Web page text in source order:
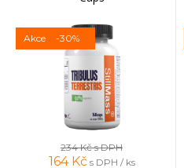
Akce -30%
234 Kčs DPH
164 Kč s DPH / ks